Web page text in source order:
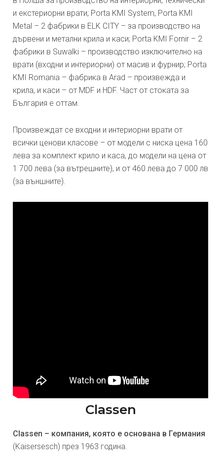
и екстериорни врати; Porta KMI System, Porta KMI
Metal – 2 фабрики в ELK CITY – за производство на
дървени и метални крила и каси; Porta KMI Fornir – 2
фабрики в Suwalki – производство изключително на
врати (входни и интериорни) от масив и фурнир; Porta
KMI Romania – фабрика в Arad – произвежда и
крила, и каси – от MDF и HDF. Част от стоката за
България е оттам.
Произвеждат се входни и интериорни врати от
всички ценови класове – от модели с ниска цена 160
лева за комплект крило и каса, до модели на цена от
1 700 лева (за вътрешните), и от 460 лева до 7 000 лв
(за външните).
Classen
Classen – компания, която е основана в Германия
(Kaisersesch) през 1963 година.